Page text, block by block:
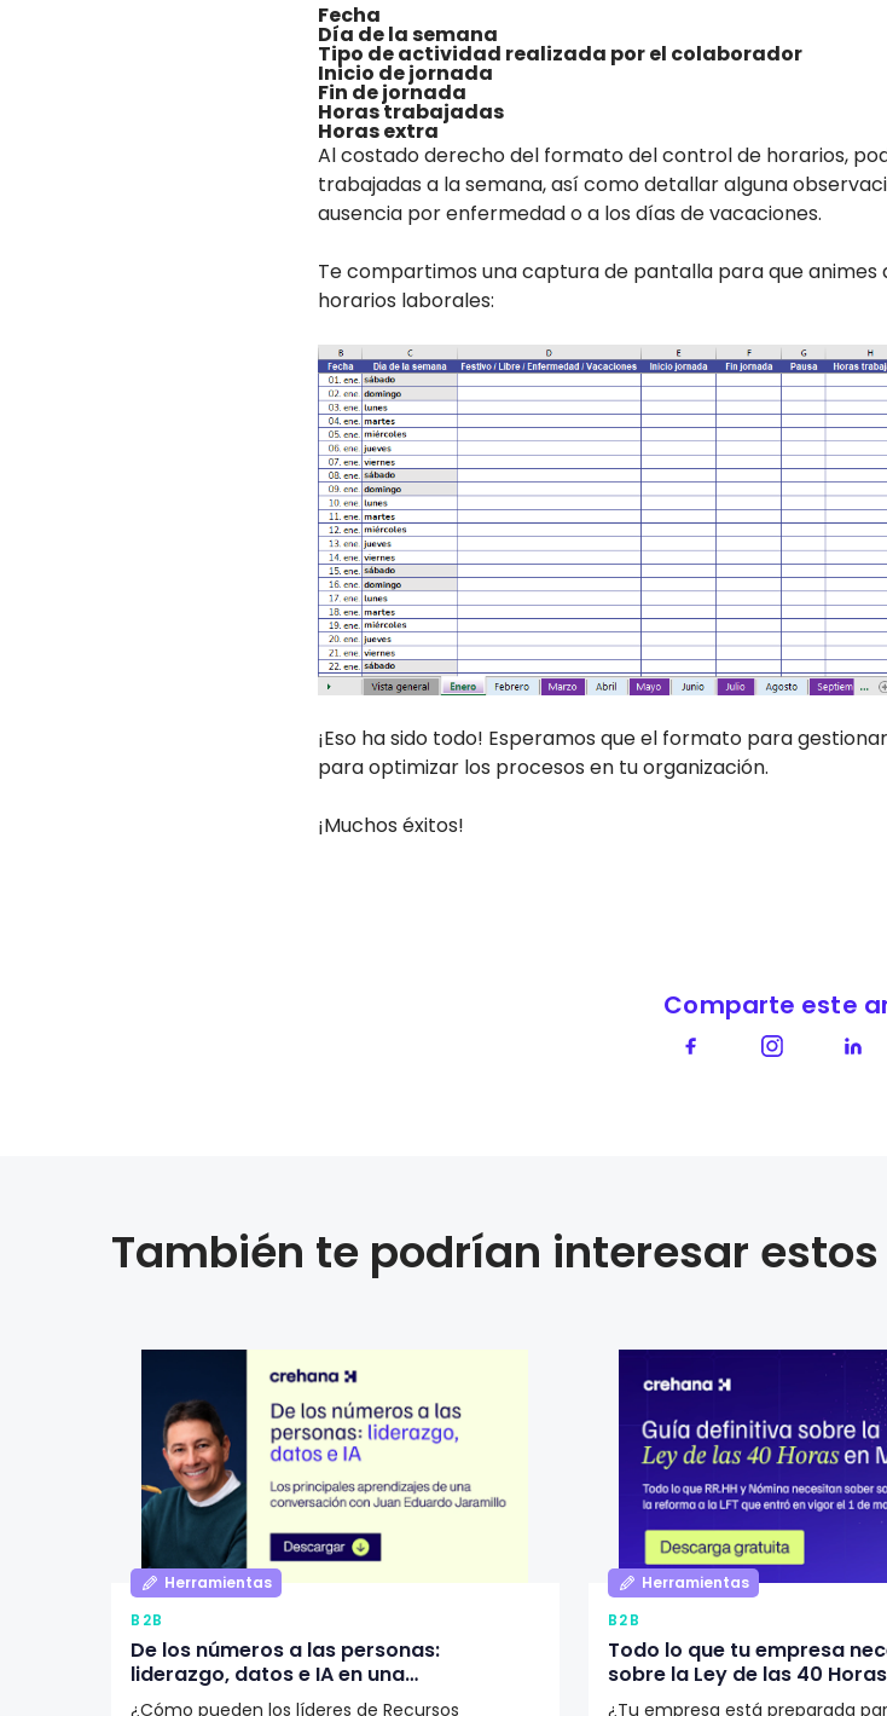
Fecha
Día de la semana
Tipo de actividad realizada por el colaborador
Inicio de jornada
Fin de jornada
Horas trabajadas
Horas extra
Al costado derecho del formato del control de horarios,
trabajadas a la semana, así como detallar alguna
ausencia por enfermedad o a los días de vacaciones.
Te compartimos una captura de pantalla para que
horarios laborales:
¡Eso ha sido todo! Esperamos que el formato para
para optimizar los procesos en tu organización.
¡Muchos éxitos!
Comparte este
También te podrían interesar
Herramientas
B2B
De los números a las personas:
liderazgo, datos e IA en una
organización según Juan Eduardo
¿Cómo pueden los líderes de Recursos
Herramientas
B2B
Todo lo que tu empresa
sobre la Ley de las 40 Horas
¿Tu empresa está preparada